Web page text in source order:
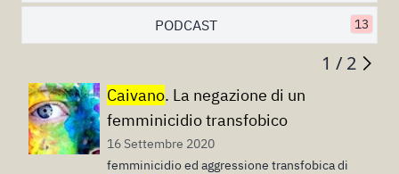
PODCAST 13
1 / 2
Caivano. La negazione di un
femminicidio transfobico
16 Settembre 2020
femminicidio ed aggressione transfobica di